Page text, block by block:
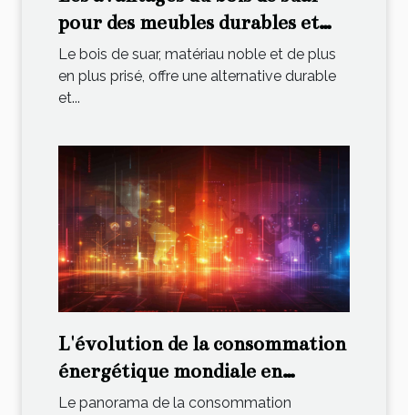
pour des meubles durables et
élégants
Le bois de suar, matériau noble et de plus
en plus prisé, offre une alternative durable
et...
L'évolution de la consommation
énergétique mondiale en
chiffres
Le panorama de la consommation